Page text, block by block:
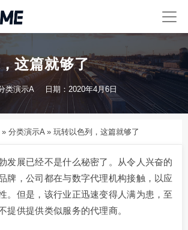
这篇就够了
类演示A 日期：2020年4月6日
» 分类演示A » 玩转以色列，这篇就够了
发展已经不是什么秘密了。从令人兴奋的
牌，公司都在与数字代理机构接触，以应
。但是，该行业正迅速变得人满为患，至
提供提供类似服务的代理商。